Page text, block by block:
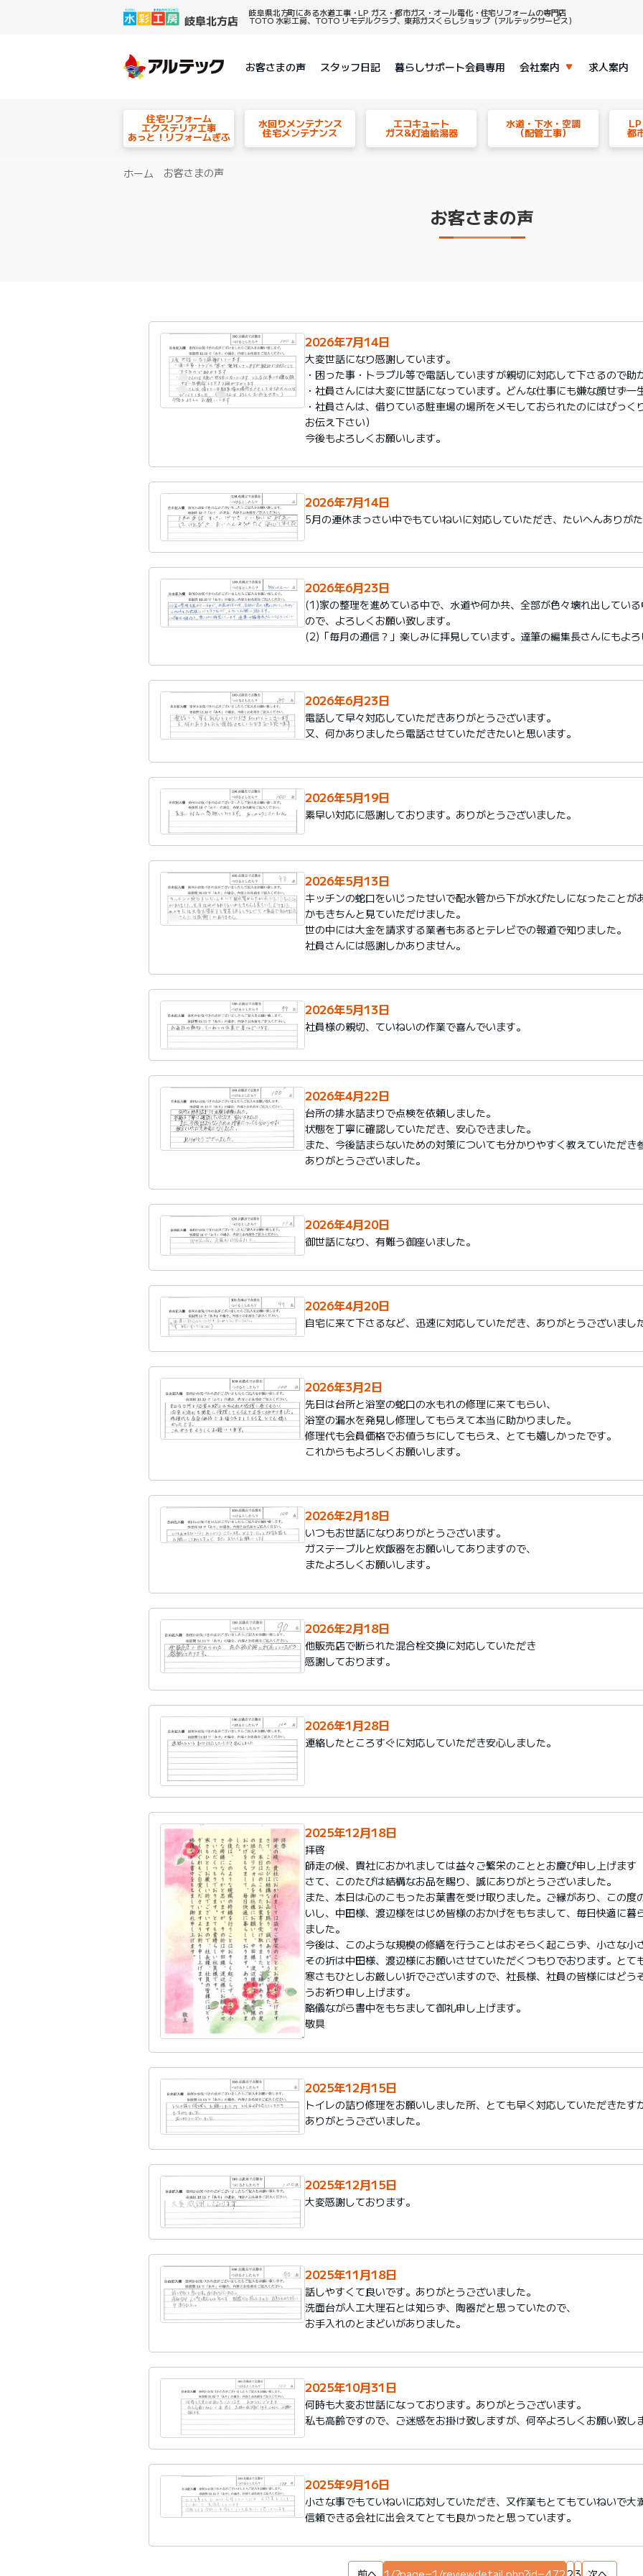
岐阜県北方町にある水道工事・LP ガス・都市ガス・オール電化・住宅リフォームの専門店
TOTO 水彩工房、TOTO リモデルクラブ、東邦ガスくらしショップ（アルテックサービス）
お客さまの声 スタッフ日記 暮らしサポート会員専用 会社案内 求人案内
住宅リフォーム
エクステリア工事
あっと！リフォームぎふ
水回りメンテナンス
住宅メンテナンス
エコキュート
ガス&灯油給湯器
水道・下水・空調
（配管工事） 都
ホーム お客さまの声
お客さまの声
2026年7月14日
大変世話になり感謝しています。
・困った事・トラブル等で電話していますが親切に対応して下さるので助
・社員さんには大変に世話になっています。どんな仕事にも嫌な顔せず
・社員さんは、借りている駐車場の場所をメモしておられたのにはびっく
お伝え下さい）
今後もよろしくお願いします。
2026年7月14日
5月の連休まっさい中でもていねいに対応していただき、たいへんありが
2026年6月23日
(1)家の整理を進めている中で、水道や何か共、全部が色々壊れ出してい
ので、よろしくお願い致します。
(2)「毎月の通信？」楽しみに拝見しています。達筆の編集長さんにもよ
2026年6月23日
電話して早々対応していただきありがとうございます。
又、何かありましたら電話させていただきたいと思います。
2026年5月19日
素早い対応に感謝しております。ありがとうございました。
2026年5月13日
キッチンの蛇口をいじったせいで配水管から下が水びたしになったことが
かもきちんと見ていただけました。
世の中には大金を請求する業者もあるとテレビでの報道で知りました。
社員さんには感謝しかありません。
2026年5月13日
社員様の親切、ていねいの作業で喜んでいます。
2026年4月22日
台所の排水詰まりで点検を依頼しました。
状態を丁寧に確認していただき、安心できました。
また、今後詰まらないための対策についても分かりやすく教えていただき
ありがとうございました。
2026年4月20日
御世話になり、有難う御座いました。
2026年4月20日
自宅に来て下さるなど、迅速に対応していただき、ありがとうございまし
2026年3月2日
先日は台所と浴室の蛇口の水もれの修理に来てもらい、
浴室の漏水を発見し修理してもらえて本当に助かりました。
修理代も会員価格でお値うちにしてもらえ、とても嬉しかったです。
これからもよろしくお願いします。
2026年2月18日
いつもお世話になりありがとうございます。
ガステーブルと炊飯器をお願いしてありますので、
またよろしくお願いします。
2026年2月18日
他販売店で断られた混合栓交換に対応していただき
感謝しております。
2026年1月28日
連絡したところすぐに対応していただき安心しました。
2025年12月18日
拝啓
師走の候、貴社におかれましては益々ご繁栄のこととお慶び申し上げます
さて、このたびは結構なお品を賜り、誠にありがとうございました。
また、本日は心のこもったお葉書を受け取りました。ご縁があり、この度
いし、中田様、渡辺様をはじめ皆様のおかげをもちまして、毎日快適に暮
ました。
今後は、このような規模の修繕を行うことはおそらく起こらず、小さな小
その折は中田様、渡辺様にお願いさせていただくつもりでおります。とて
寒さもひとしお厳しい折でございますので、社長様、社員の皆様にはどう
うお祈り申し上げます。
略儀ながら書中をもちまして御礼申し上げます。
敬具
2025年12月15日
トイレの詰り修理をお願いしました所、とても早く対応していただきたす
ありがとうございました。
2025年12月15日
大変感謝しております。
2025年11月18日
話しやすくて良いです。ありがとうございました。
洗面台が人工大理石とは知らず、陶器だと思っていたので、
お手入れのとまどいがありました。
2025年10月31日
何時も大変お世話になっております。ありがとうございます。
私も高齢ですので、ご迷惑をお掛け致しますが、何卒よろしくお願い致し
2025年9月16日
小さな事でもていねいに応対していただき、又作業もとてもていねいで大
信頼できる会社に出会えてとても良かったと思っています。